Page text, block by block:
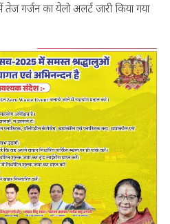
तेज गर्जन का येलो अलर्ट जारी किया गया